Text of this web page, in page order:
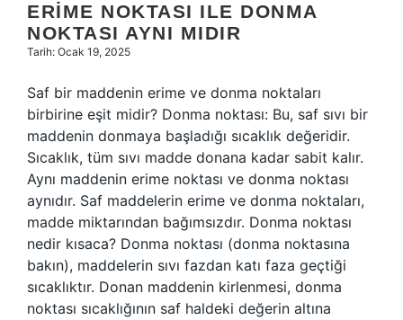
ERIME NOKTASI ILE DONMA
NOKTASI AYNI MIDIR
Tarih: Ocak 19, 2025
Saf bir maddenin erime ve donma noktaları
birbirine eşit midir? Donma noktası: Bu, saf sıvı bir
maddenin donmaya başladığı sıcaklık değeridir.
Sıcaklık, tüm sıvı madde donana kadar sabit kalır.
Aynı maddenin erime noktası ve donma noktası
aynıdır. Saf maddelerin erime ve donma noktaları,
madde miktarından bağımsızdır. Donma noktası
nedir kısaca? Donma noktası (donma noktasına
bakın), maddelerin sıvı fazdan katı faza geçtiği
sıcaklıktır. Donan maddenin kirlenmesi, donma
noktası sıcaklığının saf haldeki değerin altına